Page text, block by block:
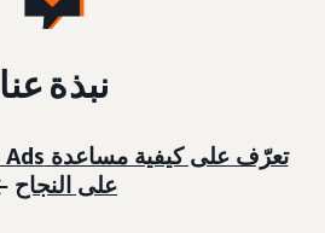
نبذة عنا
على النجاح